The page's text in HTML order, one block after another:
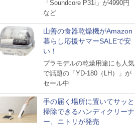
「Soundcore P31i」が4990円
など
山善の食器乾燥機がAmazon
暮らし応援サマーSALEで安
い！
プラモデルの乾燥用途にも人気
で話題の「YD-180（LH）」が
セール中
手の届く場所に置いてサッと
掃除できるハンディクリーナ
ー、ニトリが発売